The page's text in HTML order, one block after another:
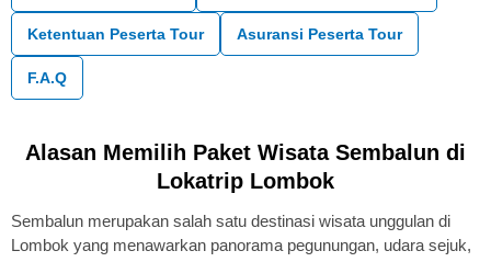
Ketentuan Peserta Tour Asuransi Peserta Tour
F.A.Q
Alasan Memilih Paket Wisata Sembalun di
Lokatrip Lombok
Sembalun merupakan salah satu destinasi wisata unggulan di
Lombok yang menawarkan panorama pegunungan, udara sejuk,